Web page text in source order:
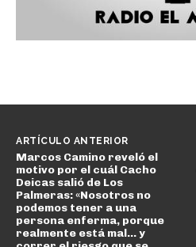
ARTÍCULO ANTERIOR
Marcos Camino reveló el
motivo por el cuál Cacho
Deicas salió de Los
Palmeras: «Nosotros no
podemos tener a una
persona enferma, porque
realmente está mal… y